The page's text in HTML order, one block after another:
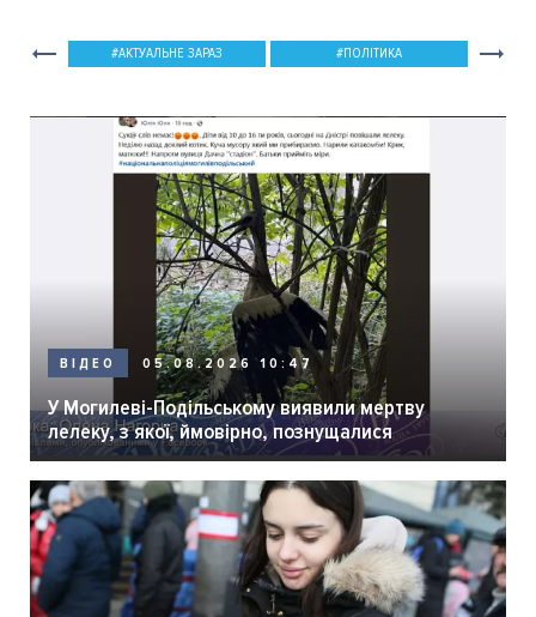
АКТУАЛЬНЕ ЗАРАЗ ПОЛІТИКА
ВІДЕО 05.08.2026 10:47
У Могилеві-Подільському виявили мертву
лелеку, з якої, ймовірно, познущалися